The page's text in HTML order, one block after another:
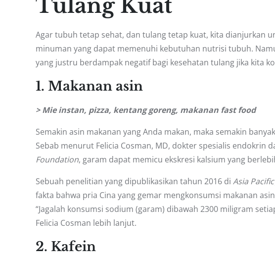
Tulang Kuat
Agar tubuh tetap sehat, dan tulang tetap kuat, kita dianjurkan
minuman yang dapat memenuhi kebutuhan nutrisi tubuh.
yang justru berdampak negatif bagi kesehatan tulang jika kita
1. Makanan asin
> Mie instan, pizza, kentang goreng, makanan fast food
Semakin asin makanan yang Anda makan, maka semakin
Sebab menurut Felicia Cosman, MD, dokter spesialis endokrin
Foundation, garam dapat memicu ekskresi kalsium yang
Sebuah penelitian yang dipublikasikan tahun 2016 di Asia
fakta bahwa pria Cina yang gemar mengkonsumsi makanan
“Jagalah konsumsi sodium (garam) dibawah 2300 miligram
Felicia Cosman lebih lanjut.
2. Kafein